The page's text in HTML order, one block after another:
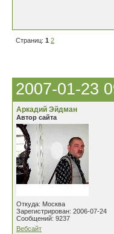
Страниц: 1 2
2007-01-23
Аркадий Эйдман
Автор сайта
Откуда: Москва
Зарегистрирован: 2006-07-24
Сообщений: 9237
Вебсайт